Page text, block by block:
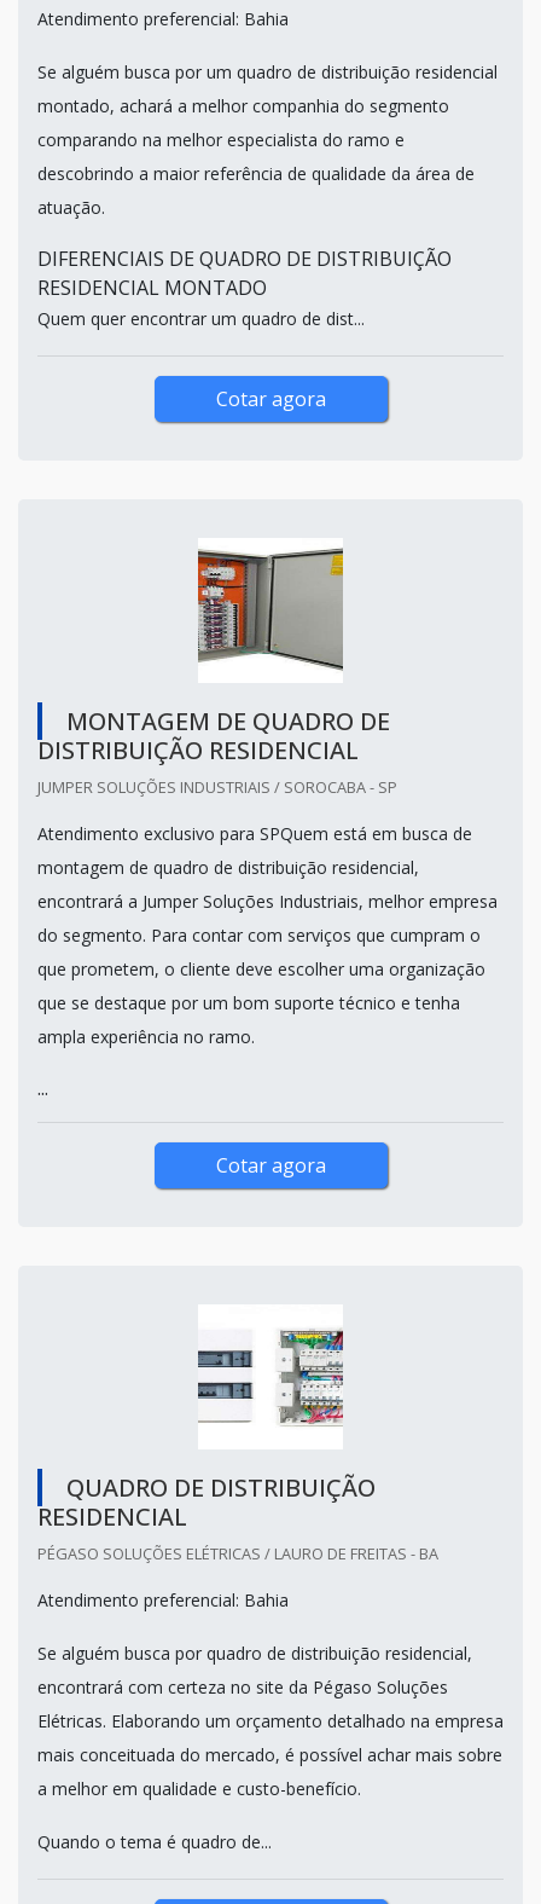
Atendimento preferencial: Bahia
Se alguém busca por um quadro de distribuição residencial
montado, achará a melhor companhia do segmento
comparando na melhor especialista do ramo e
descobrindo a maior referência de qualidade da área de
atuação.
DIFERENCIAIS DE QUADRO DE DISTRIBUIÇÃO
RESIDENCIAL MONTADO
Quem quer encontrar um quadro de dist...
Cotar agora
MONTAGEM DE QUADRO DE
DISTRIBUIÇÃO RESIDENCIAL
JUMPER SOLUÇÕES INDUSTRIAIS / SOROCABA - SP
Atendimento exclusivo para SPQuem está em busca de
montagem de quadro de distribuição residencial,
encontrará a Jumper Soluções Industriais, melhor empresa
do segmento. Para contar com serviços que cumpram o
que prometem, o cliente deve escolher uma organização
que se destaque por um bom suporte técnico e tenha
ampla experiência no ramo.
...
Cotar agora
QUADRO DE DISTRIBUIÇÃO
RESIDENCIAL
PÉGASO SOLUÇÕES ELÉTRICAS / LAURO DE FREITAS - BA
Atendimento preferencial: Bahia
Se alguém busca por quadro de distribuição residencial,
encontrará com certeza no site da Pégaso Soluções
Elétricas. Elaborando um orçamento detalhado na empresa
mais conceituada do mercado, é possível achar mais sobre
a melhor em qualidade e custo-benefício.
Quando o tema é quadro de...